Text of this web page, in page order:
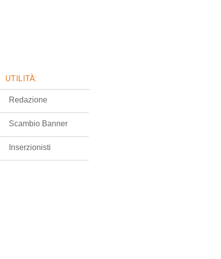
UTILITÀ:
Redazione
Scambio Banner
Inserzionisti